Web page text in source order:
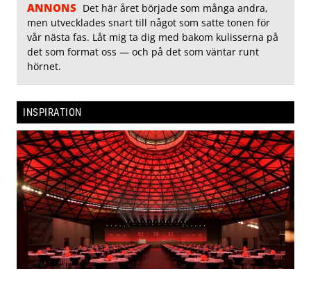
ANNONS Det här året började som många andra,
men utvecklades snart till något som satte tonen för
vår nästa fas. Låt mig ta dig med bakom kulisserna på
det som format oss — och på det som väntar runt
hörnet.
INSPIRATION